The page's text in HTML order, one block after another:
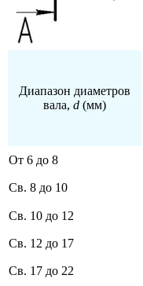
Диапазон диаметров
вала, d (мм)
От 6 до 8
Св. 8 до 10
Св. 10 до 12
Св. 12 до 17
Св. 17 до 22